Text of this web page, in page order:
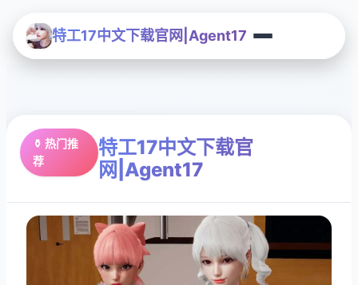
特工17中文下载官网|Agent17
⚱️ 热门推
荐
特工17中文下载官
网|Agent17